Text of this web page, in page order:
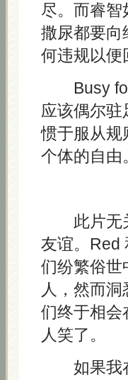
尽。而睿智
撒尿都要向
何违规以便
Busy for
应该偶尔驻
惯于服从规
个体的自由
[3]
此片无关
友谊。Red
们纷繁俗世
人，然而
们终于相会
人笑了。
如果我在